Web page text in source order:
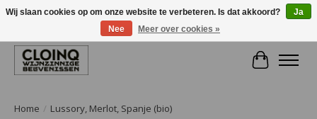
Large selection of products and fast shipping!
Home / Lussory, Merlot, Spanje (bio)
Wij slaan cookies op om onze website te verbeteren. Is dat akkoord?
Ja
Nee
Meer over cookies »